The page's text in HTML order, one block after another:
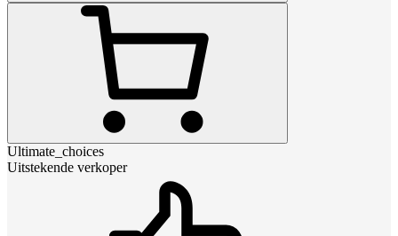
Ultimate_choices
Uitstekende verkoper